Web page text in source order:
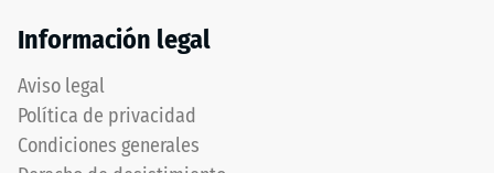
Información legal
Aviso legal
Política de privacidad
Condiciones generales